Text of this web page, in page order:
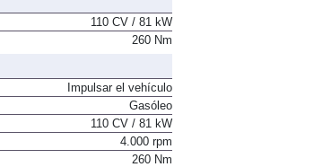
110 CV / 81 kW
260 Nm
Impulsar el vehículo
Gasóleo
110 CV / 81 kW
4.000 rpm
260 Nm